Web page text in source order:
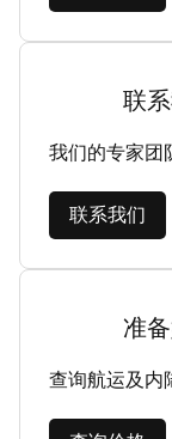
联
我们的专家团
联系我们
准
查询航运及内